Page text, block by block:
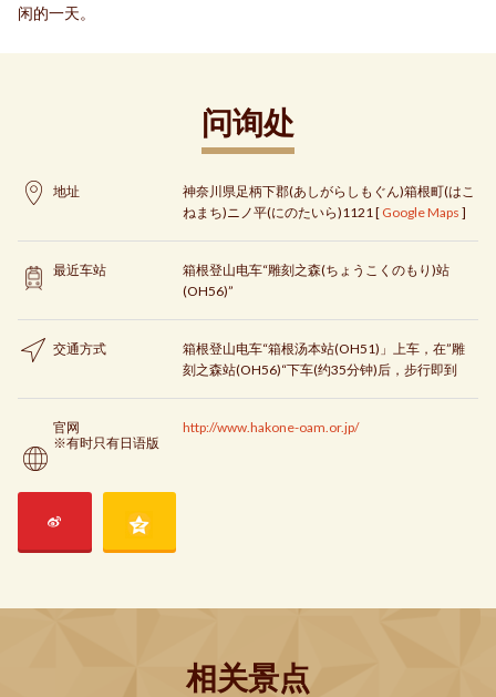
闲的一天。
问询处
地址
神奈川県足柄下郡(あしがらしもぐん)箱根町(はこ
ねまち)ニノ平(にのたいら)1121 [ Google Maps ]
最近车站
箱根登山电车“雕刻之森(ちょうこくのもり)站
(OH56)”
交通方式
箱根登山电车“箱根汤本站(OH51)」上车，在”雕
刻之森站(OH56)“下车(约35分钟)后，步行即到
官网
※有时只有日语版
http://www.hakone-oam.or.jp/
相关景点